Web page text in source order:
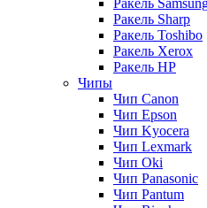
Ракель
Ракель Sharp
Ракель Toshibo
Ракель Xerox
Ракель НР
Чипы
Чип Canon
Чип Epson
Чип Kyocera
Чип Lexmark
Чип Oki
Чип Panasonic
Чип Pantum